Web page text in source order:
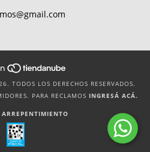
TODOS LOS DERECHOS RESERVADOS.
PARA RECLAMOS INGRESÁ ACÁ.